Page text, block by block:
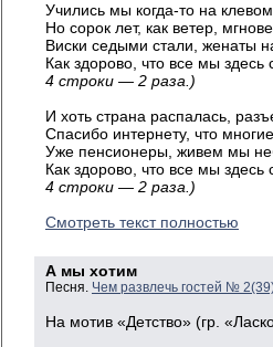
Учились мы когда-то на
Но сорок лет, как ветер,
Виски седыми стали, женаты
Как здорово, что все мы
4 строки — 2 раза.)
И хоть страна распалась,
Спасибо интернету, что
Уже пенсионеры, живем мы
Как здорово, что все мы
4 строки — 2 раза.)
Смотреть текст полностью
А мы хотим
Песня. Чем развлечь гостей №
На мотив «Детство» (гр.